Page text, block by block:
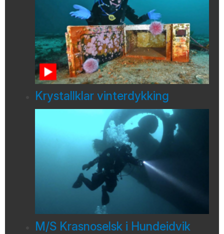
Krystallklar vinterdykking
M/S Krasnoselsk i Hundeidvik